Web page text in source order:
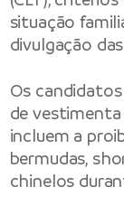
situação
divulgação
Os
de vestimenta
incluem a
bermudas,
chinelos